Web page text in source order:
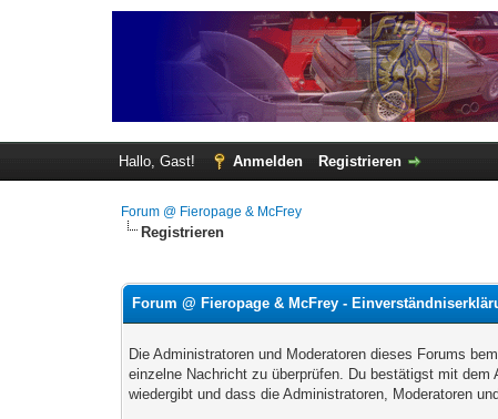
Hallo, Gast! Anmelden Registrieren
Forum @ Fieropage & McFrey
Registrieren
Forum @ Fieropage & McFrey -
Die Administratoren und Moderatoren dieses Forums
einzelne Nachricht zu überprüfen. Du bestätigst mit
wiedergibt und dass die Administratoren, Moderatoren